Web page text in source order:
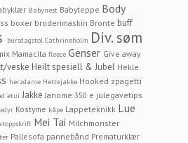
Babynest Babyteppe Body
boxer broderimaskin Bronte buff
bursdagstol Cathrineholm Div. søm
Mamacita fleece Genser Give away
veske Heilt spesiell & Jubel Hekle
herzdame Hettejakke Hooked zpagetti
etui Jakke Janome 350 e julegavetips
Kostyme kåpe Lappeteknikk Lue
Mei Tai Milchmonster
Pallesofa pannebånd Prematurklær